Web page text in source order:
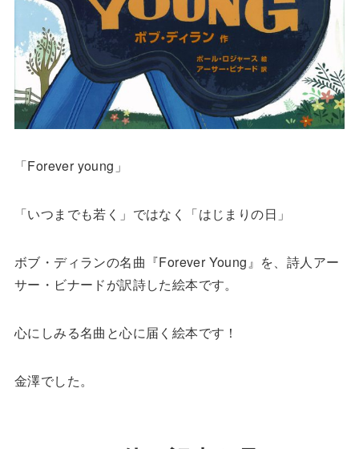
「Forever young」
「いつまでも若く」ではなく「はじまりの日」
ボブ・ディランの名曲『Forever Young』を、詩人アー
サー・ビナードが訳詩した絵本です。
心にしみる名曲と心に届く絵本です！
金澤でした。